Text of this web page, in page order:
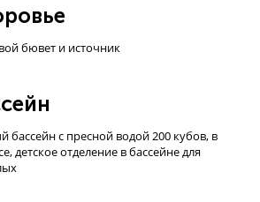
бювет и источник
бассейн с пресной водой 200 кубов, в
детское отделение в бассейне для